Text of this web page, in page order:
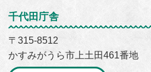
千代田庁舎
〒315-8512
かすみがうら市上土田461番地